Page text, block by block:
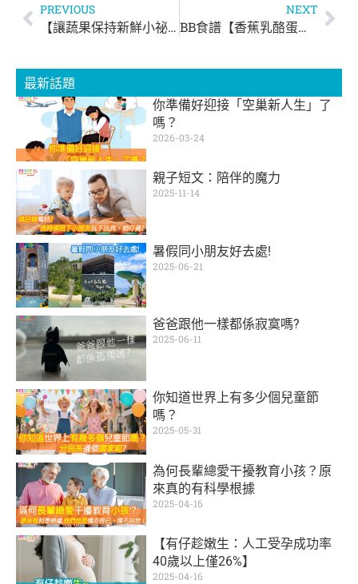
PREVIOUS
【讓蔬果保持新鮮小祕訣】
NEXT
BB食譜【香蕉乳酪蛋糕】
最新話題
你準備好迎接「空巢新人生」了
嗎？
2026-03-24
親子短文：陪伴的魔力
2025-11-14
暑假同小朋友好去處!
2025-06-21
爸爸跟他一樣都係寂寞嗎?
2025-06-11
你知道世界上有多少個兒童節
嗎？
2025-05-31
為何長輩總愛干擾教育小孩？原
來真的有科學根據
2025-04-16
【有仔趁嫩生：人工受孕成功率
40歲以上僅26%】
2025-04-16